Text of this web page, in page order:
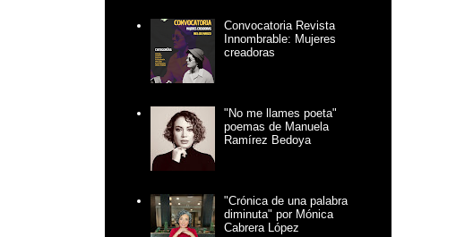
Convocatoria Revista
Innombrable: Mujeres
creadoras
"No me llames poeta"
poemas de Manuela
Ramírez Bedoya
"Crónica de una palabra
diminuta" por Mónica
Cabrera López